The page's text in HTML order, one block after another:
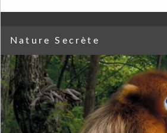
Nature Secrète